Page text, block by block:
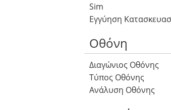
Sim
Εγγύηση
Οθόνη
Διαγώνιος Οθόνης
Τύπος Οθόνης
Ανάλυση Οθόνης